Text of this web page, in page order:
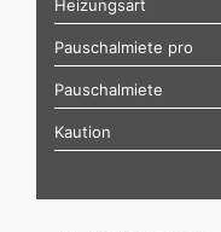
Heizungsart
Pauschalmiete pro
Pauschalmiete
Kaution